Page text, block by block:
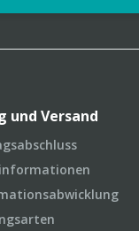
und Versand